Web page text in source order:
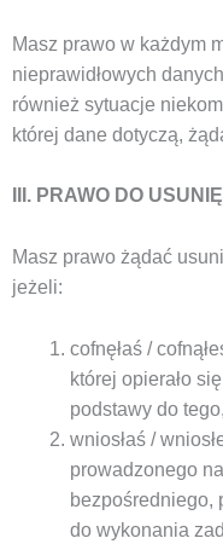
Masz prawo w każdym
nieprawidłowych
również sytuacje
której dane dotyczą,
III. PRAWO DO
Masz prawo żądać
jeżeli:
cofnęłaś /
której opierało
podstawy do
wniosłaś /
prowadzonego
bezpośredniego,
do wykonania